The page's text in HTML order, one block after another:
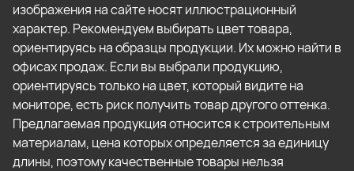
изображения на сайте носят иллюстрационный
характер. Рекомендуем выбирать цвет товара,
ориентируясь на образцы продукции. Их можно найти в
офисах продаж. Если вы выбрали продукцию,
ориентируясь только на цвет, который видите на
мониторе, есть риск получить товар другого оттенка.
Предлагаемая продукция относится к строительным
материалам, цена которых определяется за единицу
длины, поэтому качественные товары нельзя